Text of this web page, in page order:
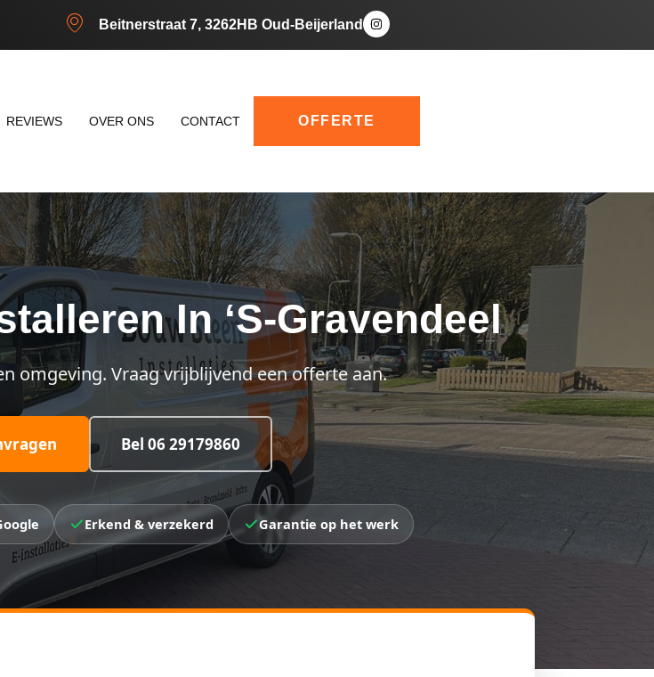
Beitnerstraat 7, 3262HB Oud-Beijerland
REVIEWS OVER ONS CONTACT OFFERTE
In ‘s-Gravendeel
omgeving. Vraag vrijblijvend een offerte aan.
Bel 06 29179860
Erkend & verzekerd Garantie op het werk